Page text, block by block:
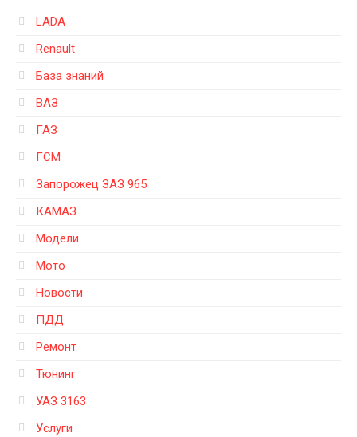
LADA
Renault
База знаний
ВАЗ
ГАЗ
ГСМ
Запорожец ЗАЗ 965
КАМАЗ
Модели
Мото
Новости
ПДД
Ремонт
Тюнинг
УАЗ 3163
Услуги